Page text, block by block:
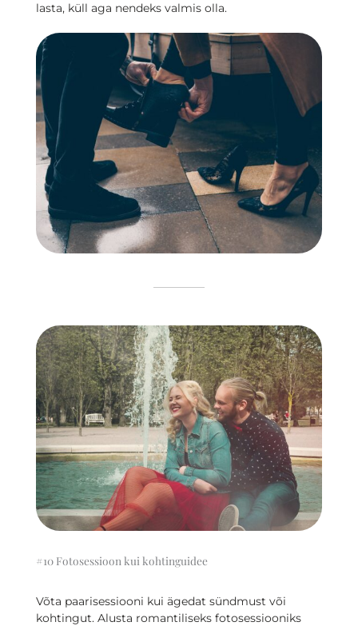
lasta, küll aga nendeks valmis olla.
#10 Fotosessioon kui kohtinguidee
Võta paarisessiooni kui ägedat sündmust või
kohtingut. Alusta romantiliseks fotosessiooniks